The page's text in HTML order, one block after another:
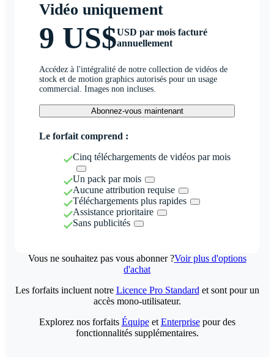
Vidéo uniquement
9 US$USD par mois facturé
annuellement
Accédez à l'intégralité de notre collection de vidéos de
stock et de motion graphics autorisés pour un usage
commercial. Images non incluses.
Abonnez-vous maintenant
Le forfait comprend :
Cinq téléchargements de vidéos par mois
Un pack par mois
Aucune attribution requise
Téléchargements plus rapides
Assistance prioritaire
Sans publicités
Vous ne souhaitez pas vous abonner ?Voir plus d'options
d'achat
Les forfaits incluent notre Licence Pro Standard et sont pour un
accès mono-utilisateur.
Explorez nos forfaits Équipeet Enterprisepour des
fonctionnalités supplémentaires.